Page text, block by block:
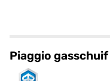
Piaggio gasschuif